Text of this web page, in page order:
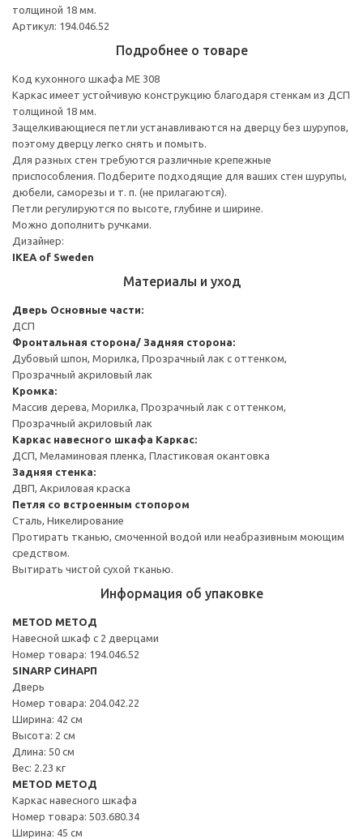
толщиной 18 мм.
Артикул: 194.046.52
Подробнее о товаре
Код кухонного шкафа ME 308
Каркас имеет устойчивую конструкцию благодаря стенкам из ДСП
толщиной 18 мм.
Защелкивающиеся петли устанавливаются на дверцу без шурупов,
поэтому дверцу легко снять и помыть.
Для разных стен требуются различные крепежные
приспособления. Подберите подходящие для ваших стен шурупы,
дюбели, саморезы и т. п. (не прилагаются).
Петли регулируются по высоте, глубине и ширине.
Можно дополнить ручками.
Дизайнер:
IKEA of Sweden
Материалы и уход
Дверь Основные части:
ДСП
Фронтальная сторона/ Задняя сторона:
Дубовый шпон, Морилка, Прозрачный лак с оттенком,
Прозрачный акриловый лак
Кромка:
Массив дерева, Морилка, Прозрачный лак с оттенком,
Прозрачный акриловый лак
Каркас навесного шкафа Каркас:
ДСП, Меламиновая пленка, Пластиковая окантовка
Задняя стенка:
ДВП, Акриловая краска
Петля со встроенным стопором
Сталь, Никелирование
Протирать тканью, смоченной водой или неабразивным моющим
средством.
Вытирать чистой сухой тканью.
Информация об упаковке
METOD МЕТОД
Навесной шкаф с 2 дверцами
Номер товара: 194.046.52
SINARP СИНАРП
Дверь
Номер товара: 204.042.22
Ширина: 42 см
Высота: 2 см
Длина: 50 см
Вес: 2.23 кг
METOD МЕТОД
Каркас навесного шкафа
Номер товара: 503.680.34
Ширина: 45 см